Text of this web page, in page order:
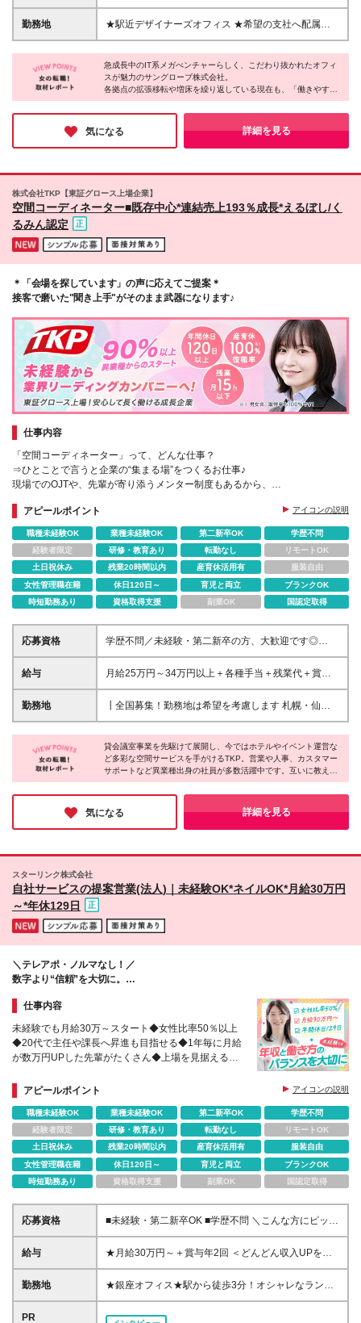
歴・経歴など一切不問です ◎もちろん経験者も歓迎
です ◎意欲・人柄重視のポテンシャル採用 ◎独り立
を徹底評価◎ ━━━+.☆インセンティブは毎月支給
☆.+━━━ 【未経験者の場合】 月給：28万円～38万
＜固定残業代＞ 未経験者：60,156円～81,638円／
35h含 営業経験者：92,900円～119,050円／40h含 高
い実績のある営業経験者：121,450円～／40h含 ※超
を考慮して決定します ・固定残業代はありますが、
当社では残業を推奨していません
勤務地
★駅近デザイナーズオフィス ★希望の支社へ配属：
東京/横浜/大阪/名古屋/福岡 ★転居を伴う転勤なし
【東京本社】 東京都新宿区西新宿6-24-1 西新宿三井
ビルディング4F／13F／16F／18F／20F 【横浜支
社】 神奈川県横浜市西区高島1-1-2 横浜三井ビルディ
ング20F 【大阪支社】 大阪府大阪市北区大淀中1-1-
30 梅田スカイビル タワーウエスト20F ■名古屋支
社 ★2025年8月増床移転 愛知県名古屋市西区名駅2-
急成長中のIT系メガべンチャーらしく、こだわり抜かれたオフィ
スが魅力のサングローブ株式会社。
各拠点の拡張移転や増床を繰り返している現在も、「働きやす
さ」を叶えるデザインは健在です。
主要駅から徒歩圏内の好立地にある各拠点には、休憩スペースや
喫煙ブースなど働くうえでかかせない“リフレッシュ”にフォーカ
スをあてた設備が充実しています。
す。
気になる 詳細を見る
株式会社TKP【東証グロース上場企業】
空間コーディネーター■既存中心*連結売上193％成長*えるぼし/く
るみん認定
＊「会場を探しています」の声に応えてご提案＊
接客で磨いた"聞き上手"がそのまま武器になります♪
仕事内容
「空間コーディネーター」って、どんな仕事？
⇒ひとことで言うと企業の“集まる場”をつくるお仕事♪
現場でのOJTや、先輩が寄り添うメンター制度もあるから、
アピールポイント
アイコンの説明
職種未経験OK 業種未経験OK 第二新卒OK
学歴不問
経験者限定
研修・教育あり 転勤なし
リモートOK
土日祝休み
残業20時間以内 産育休活用有
服装自由
女性管理職在籍
休日120日～ 育児と両立
ブランクOK
時短勤務あり
資格取得支援 副業OK 国認定取得
応募資格
学歴不問／未経験・第二新卒の方、大歓迎です◎
「営業ってなんだか難しそう…」と感じる方も、心配
いりません。 入社後は研修やOJTがあるので、知識ゼ
チェンジを応援】 外勤営業として活躍してきたが、
営業経験を活かしながら内勤営業として働き方をシフ
し、その分顧客への提案や関係構築に集中できます。
【先輩の転職理由をご紹介】 ○30歳／旅行代理店 6年
→スピード感ある環境で多くの顧客に価値提供をした
当より】 私たちが大切にしているのは、スキルより
も 「お客様に喜んでもらえたら嬉しい」という気持
して成長できます。 そして、がんばりはきちんと返
先輩や、同世代でマネージャーにステップアップした
も着実にキャリアを広げたい」そんなあなたの一歩
を、私たちは応援します。
給与
月給25万円～34万円以上＋各種手当＋残業代＋賞与
年2回 初年度想定年収：348万円～ ※経験・能力を考
慮のうえ優遇します。 ※上記にはエリア給（10,000
～）を含みます。 ※超過分は別途支給いたします。
勤務地
┃全国募集！勤務地は希望を考慮します 札幌・仙
台・東京・横浜・金沢・名古屋・大阪・京都・広島・
福岡 募集 ※上記のほか、全国に拠点あり ※キャリア
アップやキャリアシフトに伴う転勤も一部あります
が、基本想定していません。 ▼ TKPガーデンシティ
札幌駅前 ▼ TKPガーデンシティPREMIUM仙台西口
▼ TKP市ヶ谷カンファレンスセンター ▼ TKPガーデ
ンシティPREMIUM横浜西口 ▼ TKPガーデンシティ
センター ▼ TKP小倉駅前カンファレンスセンター (変
更の範囲)上記を除く当社関連勤務地
貸会議室事業を先駆けて展開し、今ではホテルやイベント運営な
ど多彩な空間サービスを手がけるTKP。営業や人事、カスタマー
サポートなど異業種出身の社員が多数活躍中です。互いに教え合
う風土があり、未経験でも安心のサポート体制。年間休日120日
以上・残業も少なめで、希望休や連続休暇も取りやすいそう。産
育休の取得・復職率はともに100％。ライフステージが変わって
も、長く安心してキャリアを築ける環境です。
気になる 詳細を見る
スターリンク株式会社
自社サービスの提案営業(法人)｜未経験OK*ネイルOK*月給30万円
～*年休129日
＼テレアポ・ノルマなし！／
数字より“信頼”を大切に。
仕事内容
未経験でも月給30万～スタート◆女性比率50％以上
◆20代で主任や課長へ昇進も目指せる◆1年毎に月給
が数万円UPした先輩がたくさん◆上場を見据える急
アピールポイント
アイコンの説明
職種未経験OK 業種未経験OK 第二新卒OK
学歴不問
経験者限定
研修・教育あり 転勤なし
リモートOK
土日祝休み
残業20時間以内 産育休活用有
服装自由
女性管理職在籍
休日120日～ 育児と両立
ブランクOK
時短勤務あり
資格取得支援 副業OK 国認定取得
応募資格
■未経験・第二新卒OK ■学歴不問 ＼こんな方にピッタ
リです！／ ◎人と話すことが好きな方 ◎チームワー
クを大切にして働きたい方 ◎周りから「ポジティブ
給与
★月給30万円～＋賞与年2回 ＜どんどん収入UPを目
指せます＞ 現在活躍している営業担当社員は、 全員
が入社1年で月給32万円～35万円に昇給◎ 実際の残業
勤務地
★銀座オフィス★駅から徒歩3分！オシャレなランチ
スポットがいっぱい！ ★多くの路線が利用でき、通
勤や取引先企業様の訪問に便利です♪ 【東京オフィ
PR